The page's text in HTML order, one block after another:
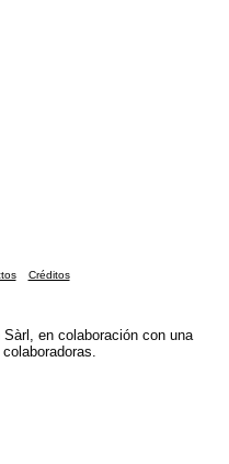
Créditos
en colaboración con una